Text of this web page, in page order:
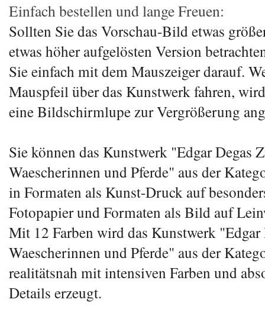
Einfach bestellen und lange Freuen:
Sollten Sie das Vorschau-Bild etwas
etwas höher aufgelösten Version
Sie einfach mit dem Mauszeiger darauf.
Mauspfeil über das Kunstwerk fahren,
eine Bildschirmlupe zur Vergrößerung
Sie können das Kunstwerk "Edgar Degas
Waescherinnen und Pferde" aus der
in Formaten als Kunst-Druck auf
Fotopapier und Formaten als Bild auf
Mit 12 Farben wird das Kunstwerk "Edgar
Waescherinnen und Pferde" aus der
realitätsnah mit intensiven Farben und
Details erzeugt.